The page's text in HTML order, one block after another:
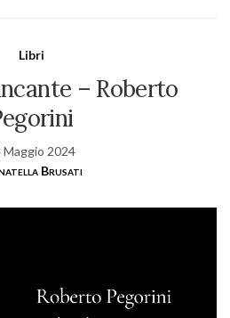
Libri
– Roberto
Maggio 2024
Brusati